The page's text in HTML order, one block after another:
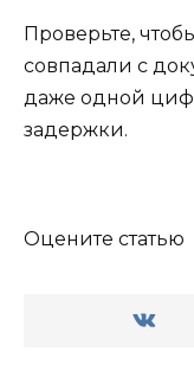
Проверьте,
совпадали с
даже одной
задержки.
Оцените статью